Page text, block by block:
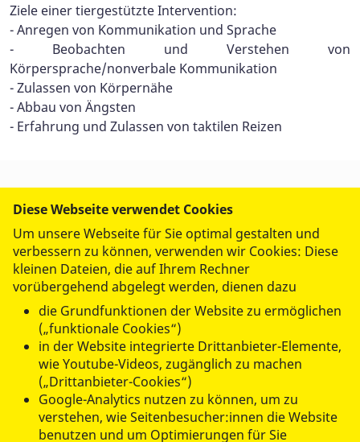
Ziele einer tiergestützte Intervention:
- Anregen von Kommunikation und Sprache
- Beobachten und Verstehen von
Körpersprache/nonverbale Kommunikation
- Zulassen von Körpernähe
- Abbau von Ängsten
- Erfahrung und Zulassen von taktilen Reizen
UNSERE ANGEBOTE
FREIWILLIG AKTIV
ÜBER UNS
© 2026 ASB Regionalverband Westhessen
Diese Webseite verwendet Cookies
Um unsere Webseite für Sie optimal gestalten und
verbessern zu können, verwenden wir Cookies: Diese
kleinen Dateien, die auf Ihrem Rechner
vorübergehend abgelegt werden, dienen dazu
die Grundfunktionen der Website zu ermöglichen
(„funktionale Cookies“)
in der Website integrierte Drittanbieter-Elemente,
wie Youtube-Videos, zugänglich zu machen
(„Drittanbieter-Cookies“)
Google-Analytics nutzen zu können, um zu
verstehen, wie Seitenbesucher:innen die Website
benutzen und um Optimierungen für Sie